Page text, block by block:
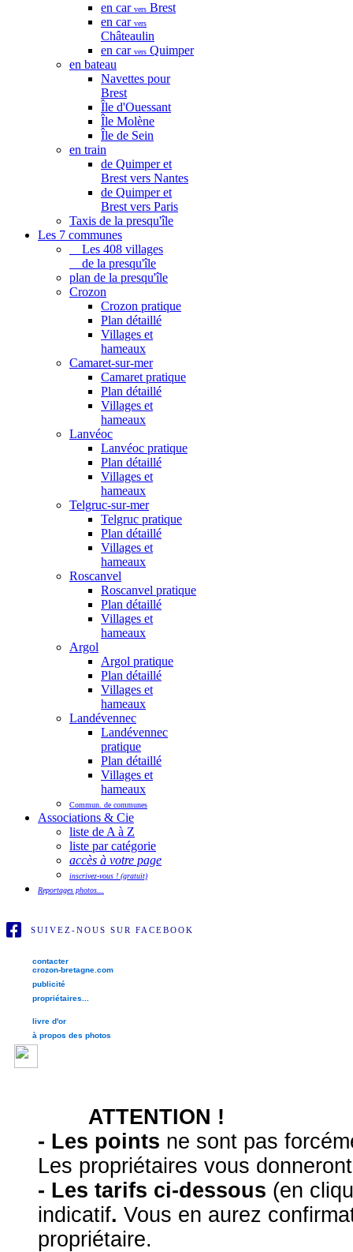
en car vers Brest
en car vers
Châteaulin
en car vers Quimper
en bateau
Navettes pour
Brest
Île d'Ouessant
Île Molène
Île de Sein
en train
de Quimper et
Brest vers Nantes
de Quimper et
Brest vers Paris
Taxis de la presqu'île
Les 7 communes
Les 408 villages
de la presqu'île
plan de la presqu'île
Crozon
Crozon pratique
Plan détaillé
Villages et
hameaux
Camaret-sur-mer
Camaret pratique
Plan détaillé
Villages et
hameaux
Lanvéoc
Lanvéoc pratique
Plan détaillé
Villages et
hameaux
Telgruc-sur-mer
Telgruc pratique
Plan détaillé
Villages et
hameaux
Roscanvel
Roscanvel pratique
Plan détaillé
Villages et
hameaux
Argol
Argol pratique
Plan détaillé
Villages et
hameaux
Landévennec
Landévennec
pratique
Plan détaillé
Villages et
hameaux
Commun. de communes
Associations & Cie
liste de A à Z
liste par catégorie
accès à votre page
inscrivez-vous ! (gratuit)
Reportages photos...
SUIVEZ-NOUS SUR FACEBOOK
contacter
crozon-bretagne.com
publicité
propriétaires...
livre d'or
à propos des photos
ATTENTION !
- Les points ne sont pas
Les propriétaires vous
- Les tarifs ci-dessous (en
indicatif. Vous en aurez
propriétaire.